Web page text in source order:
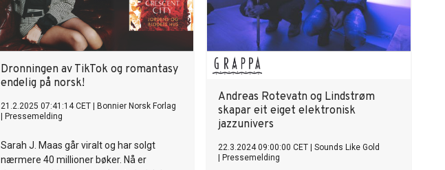
Dronningen av TikTok og romantasy
endelig på norsk!
21.2.2025 07:41:14 CET
Bonnier Norsk Forlag
Pressemelding
Sarah J. Maas går viralt og har solgt
nærmere 40 millioner bøker. Nå er
Andreas Rotevatn og Lindstrøm
skapar eit eiget elektronisk
jazzunivers
22.3.2024 09:00:00 CET
Sounds Like Gold
Pressemelding